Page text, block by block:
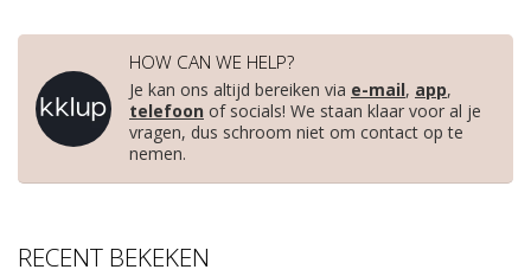
HOW CAN WE HELP?
Je kan ons altijd bereiken via e-mail, app,
telefoon of socials! We staan klaar voor al je
vragen, dus schroom niet om contact op te
nemen.
RECENT BEKEKEN